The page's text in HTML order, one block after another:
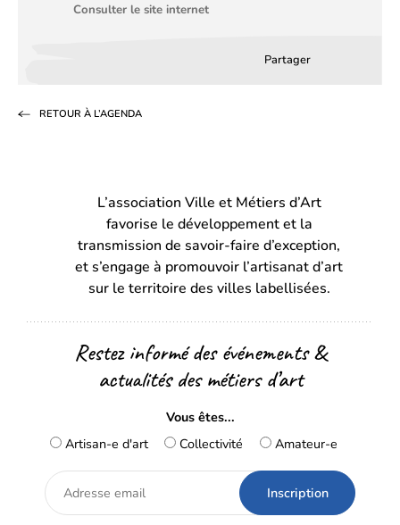
Consulter le site internet
Partager
un
onglet)onglet)
RETOUR À L’AGENDA
L’association Ville et Métiers d’Art
favorise le développement et la
transmission de savoir-faire d’exception,
et s’engage à promouvoir l’artisanat d’art
sur le territoire des villes labellisées.
Restez informé des événements &
actualités des métiers d’art
Vous êtes...
Artisan-e d'art
Collectivité Amateur-e
Adresse
email